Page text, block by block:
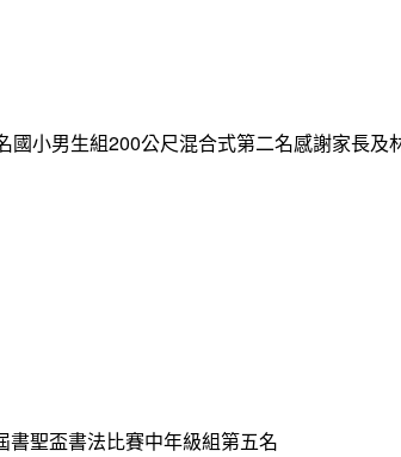
小男生組200公尺混合式第二名感謝家長及
聖盃書法比賽中年級組第五名